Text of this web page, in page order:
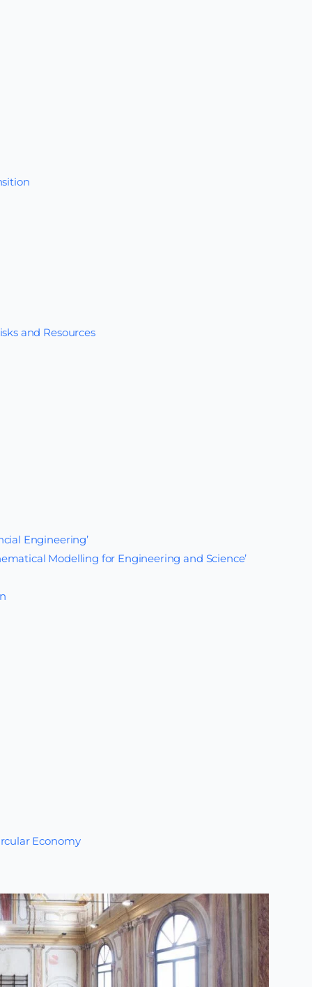
and Resources
Engineering’
Modelling for Engineering and Science’
Economy